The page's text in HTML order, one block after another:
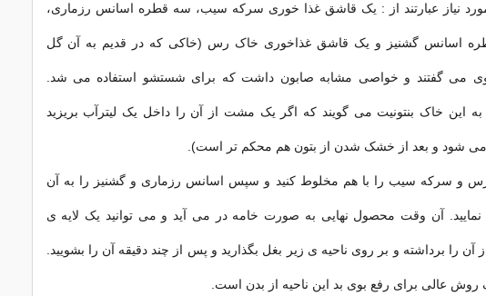
نیاز عبارتند از : یک قاشق غذا خوری سرکه سیب، سه قطره اسانس رزماری،
اسانس گشنیز و یک قاشق غذاخوری خاک رس (خاکی که در قدیم به آن گل
می گفتند و خواصی مشابه صابون داشت که برای شستشو استفاده می شد.
به این خاک بنتونیت می گویند که اگر یک مشت از آن را داخل یک لیترآب بریزید
شود و بعد از خشک شدن از بتون هم محکم تر است).
و سرکه سیب را با هم مخلوط کنید و سپس اسانس رزماری و گشنیز را به آن
نمایید. آن وقت محصول نهایی به صورت خامه در می آید و می توانید یک لایه ی
آن را برداشته و بر روی ناحیه ی زیر بغل بگذارید و پس از چند دقیقه آن را بشویید.
روش عالی برای رفع بوی بد این ناحیه از بدن است.